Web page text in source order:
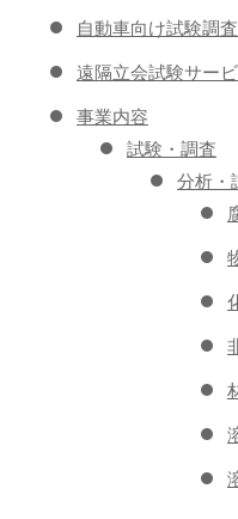
自動車向け試験調
遠隔立会試験サー
事業内容
試験・調査
分析・